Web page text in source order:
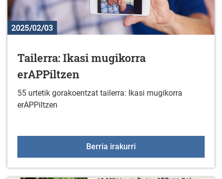
2025/02/03
Tailerra: Ikasi mugikorra
erAPPiltzen
55 urtetik gorakoentzat tailerra: Ikasi mugikorra
erAPPiltzen
Berria irakurri